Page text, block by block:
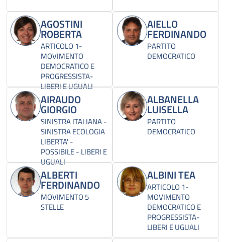
AGOSTINI
ROBERTA
ARTICOLO 1-
MOVIMENTO
DEMOCRATICO E
PROGRESSISTA-
LIBERI E UGUALI
AIELLO
FERDINANDO
PARTITO
DEMOCRATICO
AIRAUDO
GIORGIO
SINISTRA ITALIANA -
SINISTRA ECOLOGIA
LIBERTA' -
POSSIBILE - LIBERI E
UGUALI
ALBANELLA
LUISELLA
PARTITO
DEMOCRATICO
ALBERTI
FERDINANDO
MOVIMENTO 5
STELLE
ALBINI TEA
ARTICOLO 1-
MOVIMENTO
DEMOCRATICO E
PROGRESSISTA-
LIBERI E UGUALI